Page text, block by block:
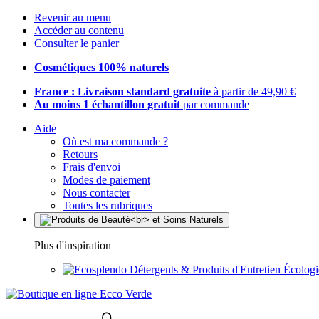
Revenir au menu
Accéder au contenu
Consulter le panier
Cosmétiques 100% naturels
France : Livraison standard gratuite à partir de 49,90 €
Au moins 1 échantillon gratuit par commande
Aide
Où est ma commande ?
Retours
Frais d'envoi
Modes de paiement
Nous contacter
Toutes les rubriques
Plus d'inspiration
Détergents & Produits d'Entretien